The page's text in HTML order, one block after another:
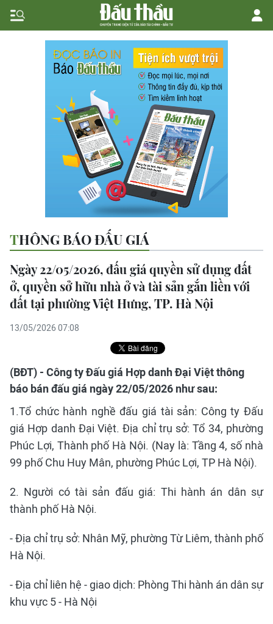
THÔNG BÁO ĐẤU GIÁ
Ngày 22/05/2026, đấu giá quyền sử dụng đất
ở, quyền sở hữu nhà ở và tài sản gắn liền với
đất tại phường Việt Hưng, TP. Hà Nội
13/05/2026 07:08
(BĐT) - Công ty Đấu giá Hợp danh Đại Việt thông
báo bán đấu giá ngày 22/05/2026 như sau:
1.Tổ chức hành nghề đấu giá tài sản: Công ty Đấu
giá Hợp danh Đại Việt. Địa chỉ trụ sở: Tổ 34, phường
Phúc Lợi, Thành phố Hà Nội. (Nay là: Tầng 4, số nhà
99 phố Chu Huy Mân, phường Phúc Lợi, TP Hà Nội).
2. Người có tài sản đấu giá: Thi hành án dân sự
thành phố Hà Nội.
- Địa chỉ trụ sở: Nhân Mỹ, phường Từ Liêm, thành phố
Hà Nội.
- Địa chỉ liên hệ - giao dịch: Phòng Thi hành án dân sự
khu vực 5 - Hà Nội